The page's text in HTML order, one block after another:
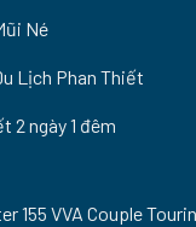
Né
Lịch Phan Thiết
2 ngày 1 đêm
155 VVA Couple